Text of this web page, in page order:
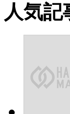
人気